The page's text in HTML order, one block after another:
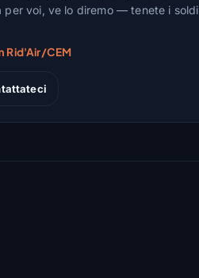
per voi, ve lo diremo — tenete i soldi
Rid'Air/CEM